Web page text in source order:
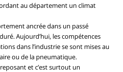
au département un climat
ancrée dans un passé
Aujourd’hui, les compétences
dans l’industrie se sont mises au
ou de la pneumatique.
et c’est surtout un